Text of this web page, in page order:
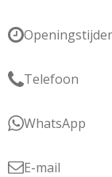
Telefoon
WhatsApp
E-mail